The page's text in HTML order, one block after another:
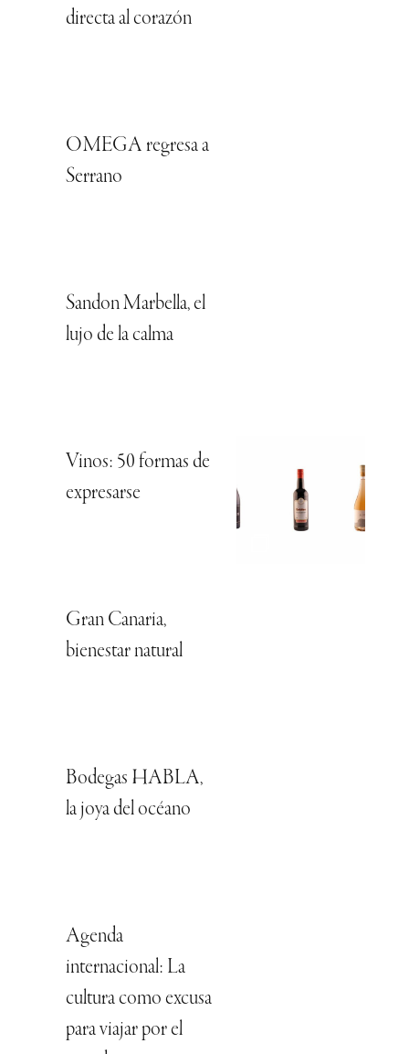
directa al corazón
OMEGA regresa a
Serrano
Sandon Marbella, el
lujo de la calma
Vinos: 50 formas de
expresarse
Gran Canaria,
bienestar natural
Bodegas HABLA,
la joya del océano
Agenda
internacional: La
cultura como excusa
para viajar por el